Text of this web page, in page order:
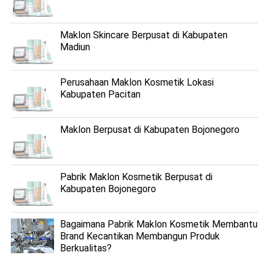
Maklon Skincare Berpusat di Kabupaten
Madiun
Perusahaan Maklon Kosmetik Lokasi
Kabupaten Pacitan
Maklon Berpusat di Kabupaten Bojonegoro
Pabrik Maklon Kosmetik Berpusat di
Kabupaten Bojonegoro
Bagaimana Pabrik Maklon Kosmetik Membantu
Brand Kecantikan Membangun Produk
Berkualitas?